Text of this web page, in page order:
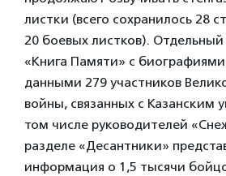
листки (всего сохранилось 28
20 боевых листков).
«Книга Памяти» с
данными 279 участников
войны, связанных с Казанским
том числе руководителей
разделе «Десантники»
информация о 1,5 тысячи